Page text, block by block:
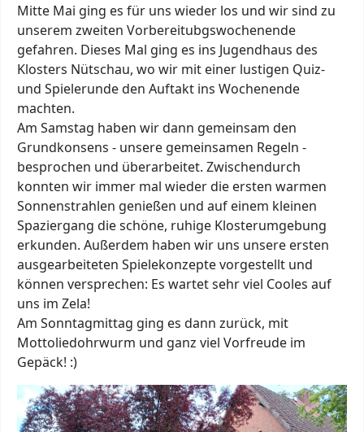
Mitte Mai ging es für uns wieder los und wir sind zu
unserem zweiten Vorbereitubgswochenende
gefahren. Dieses Mal ging es ins Jugendhaus des
Klosters Nütschau, wo wir mit einer lustigen Quiz-
und Spielerunde den Auftakt ins Wochenende
machten.
Am Samstag haben wir dann gemeinsam den
Grundkonsens - unsere gemeinsamen Regeln -
besprochen und überarbeitet. Zwischendurch
konnten wir immer mal wieder die ersten warmen
Sonnenstrahlen genießen und auf einem kleinen
Spaziergang die schöne, ruhige Klosterumgebung
erkunden. Außerdem haben wir uns unsere ersten
ausgearbeiteten Spielekonzepte vorgestellt und
können versprechen: Es wartet sehr viel Cooles auf
uns im Zela!
Am Sonntagmittag ging es dann zurück, mit
Mottoliedohrwurm und ganz viel Vorfreude im
Gepäck! :)